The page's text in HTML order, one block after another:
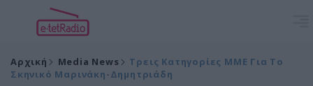
Αρχική Media News
Τρεις Κατηγορίες ΜΜΕ Για Το
Σκηνικό Μαρινάκη-Δημητριάδη